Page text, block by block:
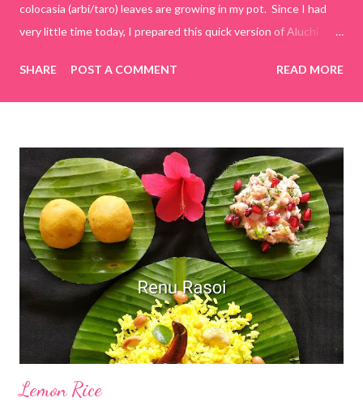
colocasia (arbi/taro) leaves are growing in my pot. Since I had
very little time today, I prepared this quick version of Aluchi
easier and faster to make. Ingredients (1 cup = 150 ml) *Washed
& finely chopped colocasia (taro) leaves, – 2 cups *Tamarind – a
cup *Red chilli powder – 3 teaspoons *Salt – 1½ teaspoons
*Sugar – 1 teaspoon *Coriander powder – 3 teaspoons *Carom
seeds (ajwain) – ¼ teaspoon *Turmeric powder – 1 teaspoon
*White sesame seeds – 1 tablespoon Method 1. Clean the
tamarind and soak it in 1/2 cup of water for 15–20 minutes.
Extract the pulp and keep it aside. 2. In a large bowl, combine
the chopped colocasia leaves, gram flour, rice flour, red chilli
powder, salt, sugar, coriander powder, carom...
SHARE POST A COMMENT READ MORE
Lemon Rice